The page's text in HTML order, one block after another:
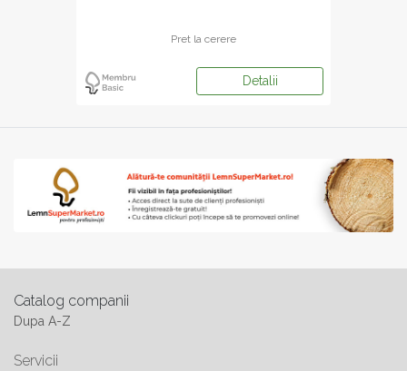
Pret la cerere
Detalii
Catalog companii
Dupa A-Z
Servicii